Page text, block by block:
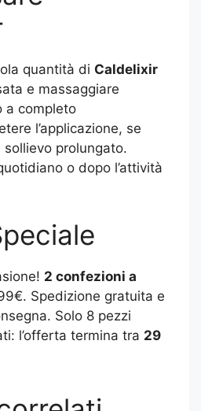
quantità di Caldelixir
e massaggiare
a completo
l’applicazione, se
prolungato.
o dopo l’attività
2 confezioni a
Spedizione gratuita e
Solo 8 pezzi
l’offerta termina tra 29